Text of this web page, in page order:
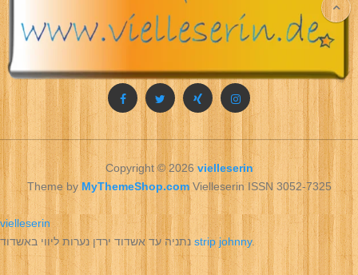
Copyright © 2026vielleserin
Theme by MyThemeShop.comVielleserin ISSN 3052-7325
vielleserin
נתניה עד אשדוד ירדן נערות ליווי באשדודstrip johnny.